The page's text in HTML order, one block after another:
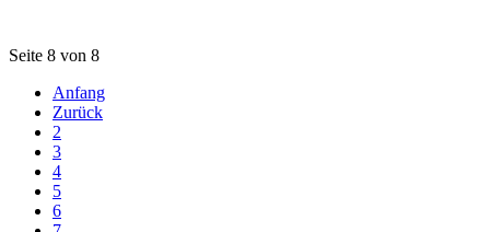
Seite 8 von 8
Anfang
Zurück
2
3
4
5
6